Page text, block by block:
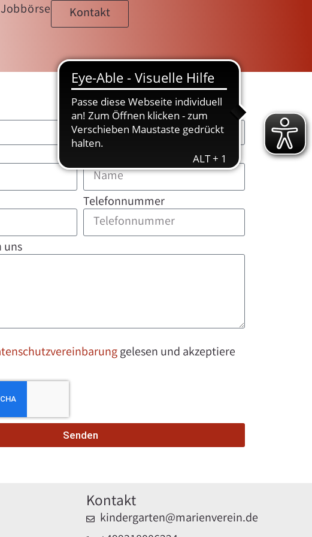
Jobbörse Kontakt
Telefonnummer
uns
gelesen und akzeptiere
Senden
Kontakt
kindergarten@marienverein.de